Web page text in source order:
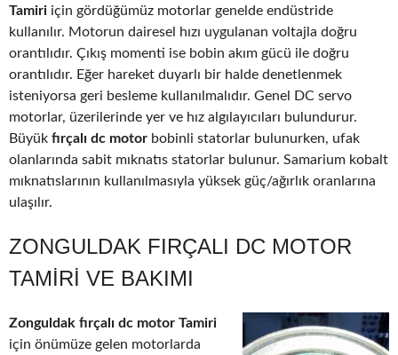
Tamiri için gördüğümüz motorlar genelde endüstride
kullanılır. Motorun dairesel hızı uygulanan voltajla doğru
orantılıdır. Çıkış momenti ise bobin akım gücü ile doğru
orantılıdır. Eğer hareket duyarlı bir halde denetlenmek
isteniyorsa geri besleme kullanılmalıdır. Genel DC servo
motorlar, üzerilerinde yer ve hız algılayıcıları bulundurur.
Büyük fırçalı dc motor bobinli statorlar bulunurken, ufak
olanlarında sabit mıknatıs statorlar bulunur. Samarium kobalt
mıknatıslarının kullanılmasıyla yüksek güç/ağırlık oranlarına
ulaşılır.
ZONGULDAK FIRÇALI DC MOTOR
TAMIRI VE BAKIMI
Zonguldak fırçalı dc motor Tamiri
için önümüze gelen motorlarda